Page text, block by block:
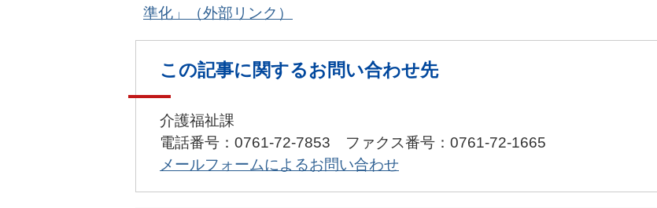
準化」（外部リンク）
この記事に関するお問い合わせ先
介護福祉課
電話番号：0761-72-7853 ファクス番号：0761-72-1665
メールフォームによるお問い合わせ